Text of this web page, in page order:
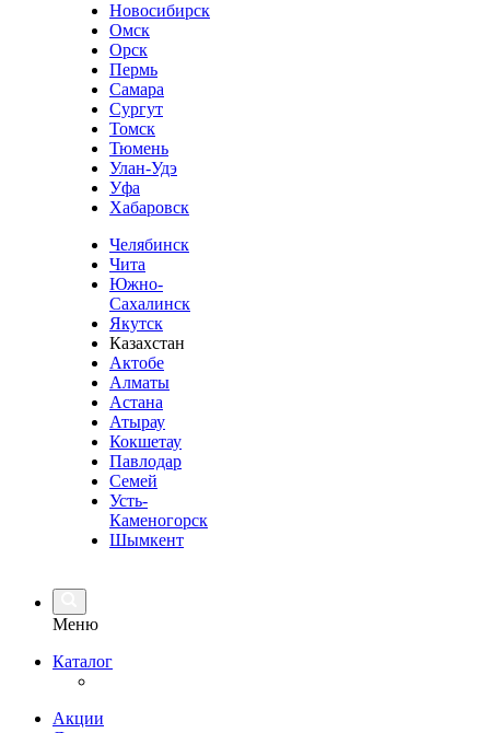
Новосибирск
Омск
Орск
Пермь
Самара
Сургут
Томск
Тюмень
Улан-Удэ
Уфа
Хабаровск
Челябинск
Чита
Южно-
Сахалинск
Якутск
Казахстан
Актобе
Алматы
Астана
Атырау
Кокшетау
Павлодар
Семей
Усть-
Каменогорск
Шымкент
Меню
Каталог
Акции